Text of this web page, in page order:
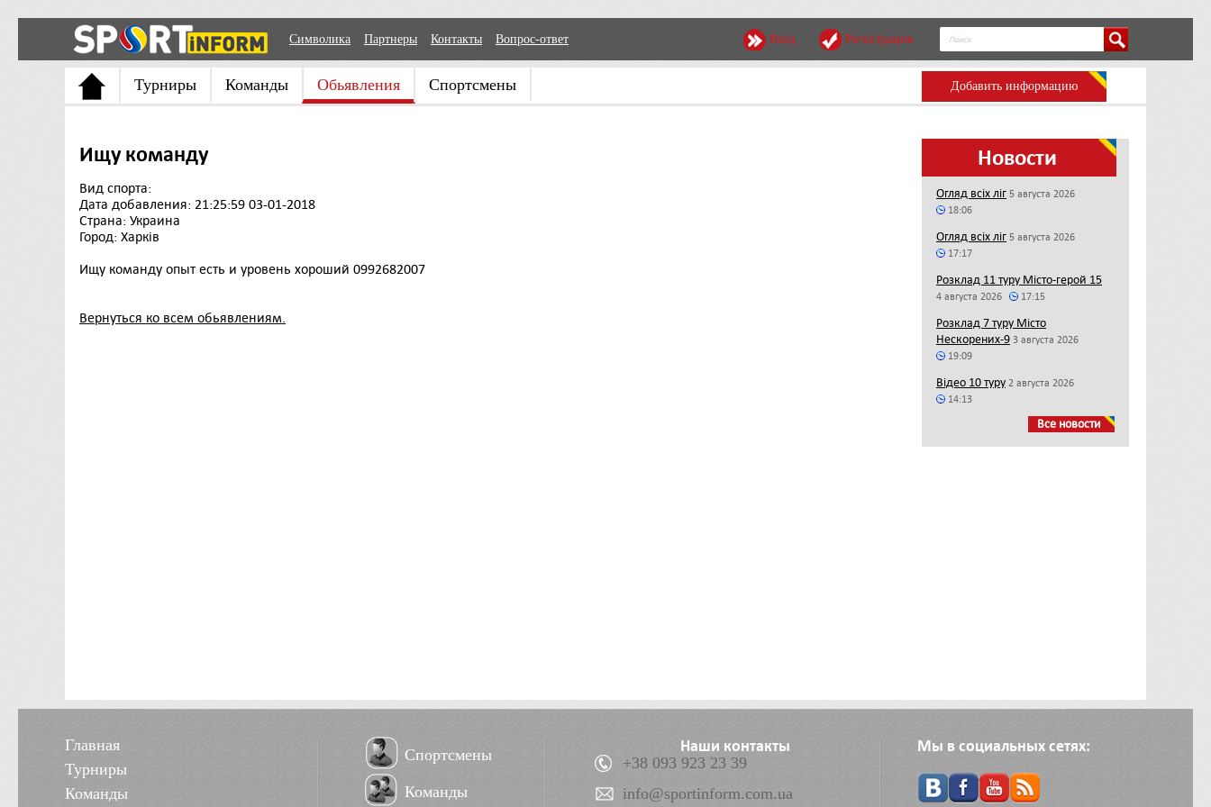
Символика Партнеры Контакты Вопрос-ответ Вход Регистрация
Турниры Команды Обьявления Спортсмены Добавить информацию
Ищу команду
Вид спорта:
Дата добавления: 21:25:59 03-01-2018
Страна: Украина
Город: Харків
Ищу команду опыт есть и уровень хороший 0992682007
Вернуться ко всем обьявлениям.
Новости
Огляд всіх ліг 5 августа 2026
18:06
Огляд всіх ліг 5 августа 2026
17:17
Розклад 11 туру Місто-герой 15
4 августа 2026 17:15
Розклад 7 туру Місто
Нескорених-9 3 августа 2026
19:09
Відео 10 туру 2 августа 2026
14:13
Все новости
Главная
Турниры
Команды
Спортсмены
Команды
Наши контакты
+38 093 923 23 39
info@sportinform.com.ua
Мы в социальных сетях: